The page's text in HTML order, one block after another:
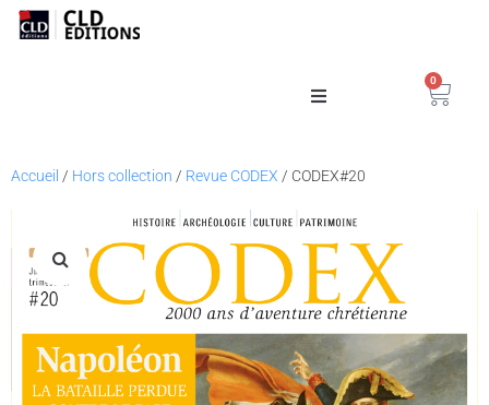
0
Accueil / Hors collection / Revue CODEX / CODEX#20